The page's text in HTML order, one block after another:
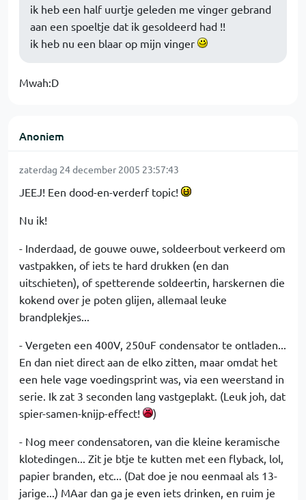
ik heb een half uurtje geleden me vinger gebrand
aan een spoeltje dat ik gesoldeerd had !!
ik heb nu een blaar op mijn vinger
Mwah:D
Anoniem
zaterdag 24 december 2005 23:57:43
JEEJ! Een dood-en-verderf topic!
Nu ik!
- Inderdaad, de gouwe ouwe, soldeerbout verkeerd om
vastpakken, of iets te hard drukken (en dan
uitschieten), of spetterende soldeertin, harskernen die
kokend over je poten glijen, allemaal leuke
brandplekjes...
- Vergeten een 400V, 250uF condensator te ontladen...
En dan niet direct aan de elko zitten, maar omdat het
een hele vage voedingsprint was, via een weerstand in
serie. Ik zat 3 seconden lang vastgeplakt. (Leuk joh, dat
spier-samen-knijp-effect!
)
- Nog meer condensatoren, van die kleine keramische
klotedingen... Zit je btje te kutten met een flyback, lol,
papier branden, etc... (Dat doe je nou eenmaal als 13-
jarige...) MAar dan ga je even iets drinken, en ruim je